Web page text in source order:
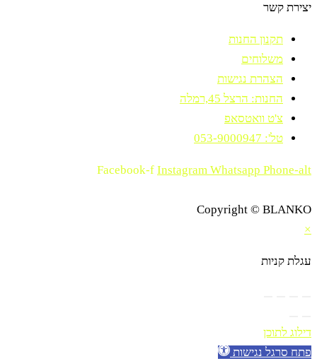
יצירת קשר
תקנון החנות
משלוחים
הצהרת נגישות
החנות: הרצל 45,רמלה
צ'ט וואטסאפ
טל': 053-9000947
Facebook-f Instagram Whatsapp Phone-alt
Copyright © BLANKO
×
עגלת קניות
דילוג לתוכן
פתח סרגל נגישות